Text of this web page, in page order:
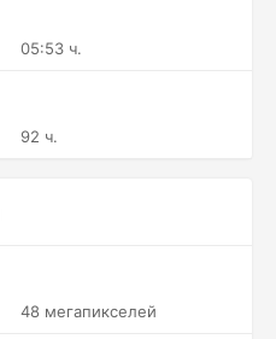
05:53 ч.
92 ч.
48 мегапикселей